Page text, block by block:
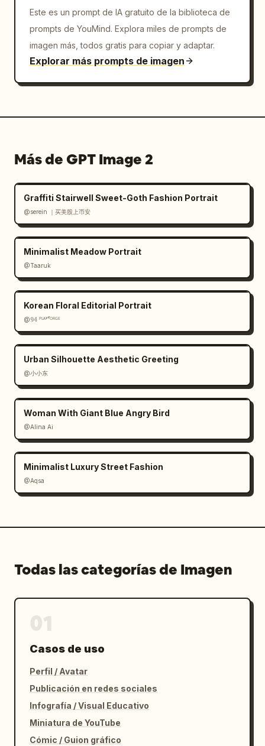
Este es un prompt de IA gratuito de la biblioteca de
prompts de YouMind. Explora miles de prompts de
imagen más, todos gratis para copiar y adaptar.
Explorar más prompts de imagen
Más de GPT Image 2
Graffiti Stairwell Sweet-Goth Fashion Portrait
@serein ｜买美股上币安
Minimalist Meadow Portrait
@Taaruk
Korean Floral Editorial Portrait
@𝟡𝟜 ᴾᴸᴬʸᶠᴼᴿᴳᴱ
Urban Silhouette Aesthetic Greeting
@小小东
Woman With Giant Blue Angry Bird
@Alina Ai
Minimalist Luxury Street Fashion
@Aqsa
Todas las categorías de Imagen
Casos de uso
Perfil / Avatar
Publicación en redes sociales
Infografía / Visual Educativo
Miniatura de YouTube
Cómic / Guion gráfico